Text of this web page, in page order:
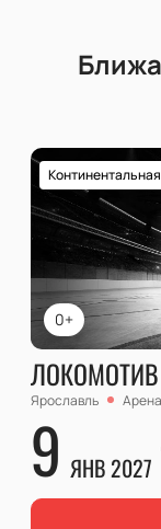
0+
Ярославль
9 ЯНВ 2027